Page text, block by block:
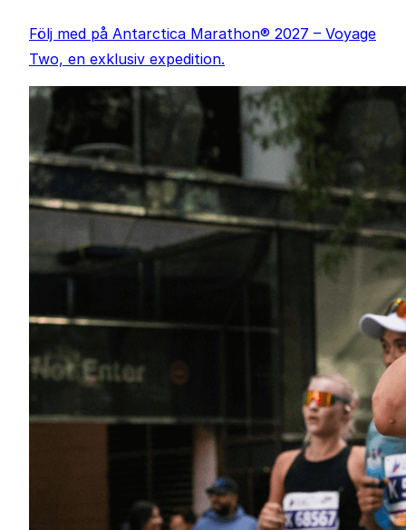
Följ med på Antarctica Marathon® 2027 – Voyage
Two, en exklusiv expedition.